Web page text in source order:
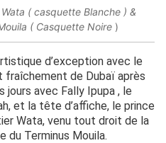
( casquette Blanche ) &
( Casquette Noire)
d’exception avec le
fraîchement de Dubaï après
jours avec Fally Ipupa , le
et la tête d’affiche, le prince
Wata, venu tout droit de la
du Terminus Mouila.